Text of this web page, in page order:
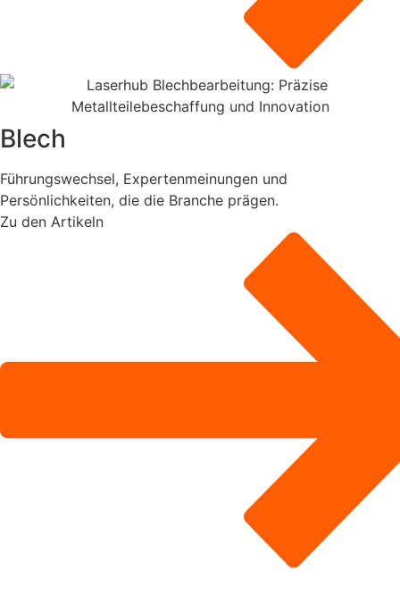
Blech
Führungswechsel, Expertenmeinungen und
Persönlichkeiten, die die Branche prägen.
Zu den Artikeln